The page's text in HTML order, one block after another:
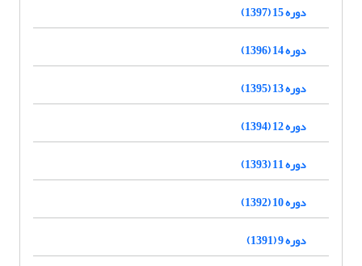
دوره 15 (1397)
دوره 14 (1396)
دوره 13 (1395)
دوره 12 (1394)
دوره 11 (1393)
دوره 10 (1392)
دوره 9 (1391)